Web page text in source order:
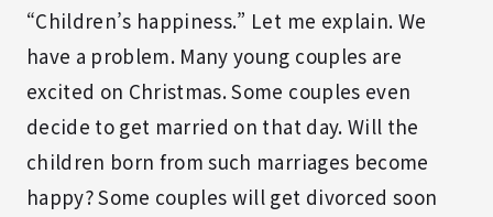
“Children’s happiness.” Let me explain. We
have a problem. Many young couples are
excited on Christmas. Some couples even
decide to get married on that day. Will the
children born from such marriages become
happy? Some couples will get divorced soon